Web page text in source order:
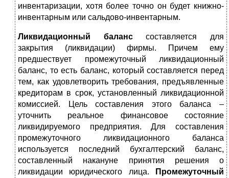
инвентаризации, хотя более точно он будет книжно-
инвентарным или сальдово-инвентарным.
Ликвидационный баланссоставляется для
закрытия (ликвидации) фирмы. Причем ему
предшествует промежуточный ликвидационный
баланс, то есть баланс, который составляется перед
тем, как удовлетворить требования, предъявленные
кредиторам в срок, установленный ликвидационной
комиссией. Цель составления этого баланса –
уточнить реальное финансовое состояние
ликвидируемого предприятия. Для составления
промежуточного ликвидационного баланса
используется последний бухгалтерский баланс,
составленный накануне принятия решения о
ликвидации юридического лица.
Промежуточный